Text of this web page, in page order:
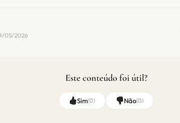
05/2026
Este conteúdo foi útil?
Sim(0) Não(0)